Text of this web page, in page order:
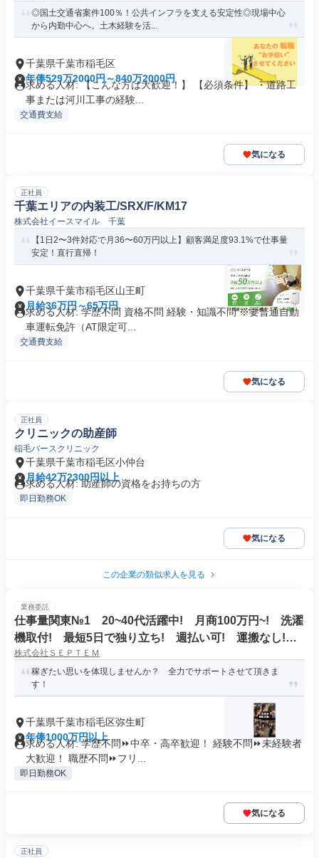
◎国土交通省案件100％！公共インフラを支える安定性◎現場中心
から内勤中心へ。土木経験を活...
千葉県千葉市稲毛区
年俸529万2000円～840万2000円
求める人材: 【こんな方は大歓迎！】 【必須条件】 ・道路工
事または河川工事の経験...
交通費支給
気になる
正社員
千葉エリアの内装工/SRX/F/KM17
株式会社イースマイル 千葉
【1日2〜3件対応で月36〜60万円以上】顧客満足度93.1%で仕事量
安定！直行直帰！
千葉県千葉市稲毛区山王町
月給36万円～65万円
求める人材: 学歴不問 資格不問 経験・知識不問 ※要普通自動
車運転免許（AT限定可...
交通費支給
気になる
正社員
クリニックの助産師
稲毛バースクリニック
千葉県千葉市稲毛区小仲台
月給42万2300円以上
求める人材: 助産師の資格をお持ちの方
即日勤務OK
気になる
この企業の類似求人を見る
業務委託
仕事量関東№1 20~40代活躍中! 月商100万円~! 洗濯
機取付! 最短5日で独り立ち! 週払い可! 運搬なし!
直行直帰!
株式会社ＳＥＰＴＥＭ
稼ぎたい思いを体現しませんか？ 全力でサポートさせて頂きま
す！
千葉県千葉市稲毛区弥生町
年俸1000万円以上
求める人材: 学歴不問⏩中卒・高卒歓迎！ 経験不問⏩未経験者
大歓迎！ 職歴不問⏩フリ...
即日勤務OK
気になる
正社員